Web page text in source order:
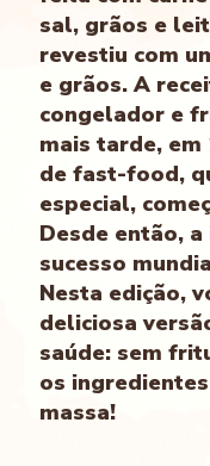
sal, grãos e
revestiu com
e grãos. A
congelador e
mais tarde, em
de fast-food,
especial,
Desde então,
sucesso
Nesta edição,
deliciosa
saúde: sem
os
massa!